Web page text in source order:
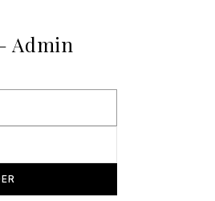
Admin